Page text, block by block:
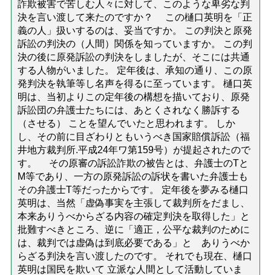
詐欺被害で苦しむ人々に対して、このような卑劣な判
決を言い渡して来たのですか？ この樋口英明を「正
義の人」扱いするのは、妥当ですか。 この判決と原発
訴訟の判決の（人間）関係を知っていますか。 この判
決の後に原発訴訟の判決をしましたが、そこには共通
する人物がいました。 定年後は、承知の通り、この原
発判決を執筆等し名声を得るに至っています。 樋口英
明は、当初よりこの定年後の構想を描いており、原発
訴訟団の弁護士たちには、あとくされなく勝訴する
（させる） ことを望んでいたと思われます。 しか
し、その前に目ざわりともいうべき国家賠償訴訟（福
井地方裁判所.平成24年ワ第159号）が提起されたので
す。 その原審の訴訟詐欺の被告とは、弁護士のTと
M等であり、一方の原発訴訟の訴状を書いた弁護士も
その弁護士T等だったからです。 定年後を夢みる樋口
英明は、当然「虚偽事実を主張して裁判所をだまし、
本来ありうべからざる内容の確定判決を取得した」と
批難すべきところ、逆に「適正，公平な裁判のために
は、裁判では虚偽は到底必要である」と ありうべか
らざる判決を言い渡したのです。 それでも現在、樋口
英明は国民を欺いて 立派な人間として活動していま